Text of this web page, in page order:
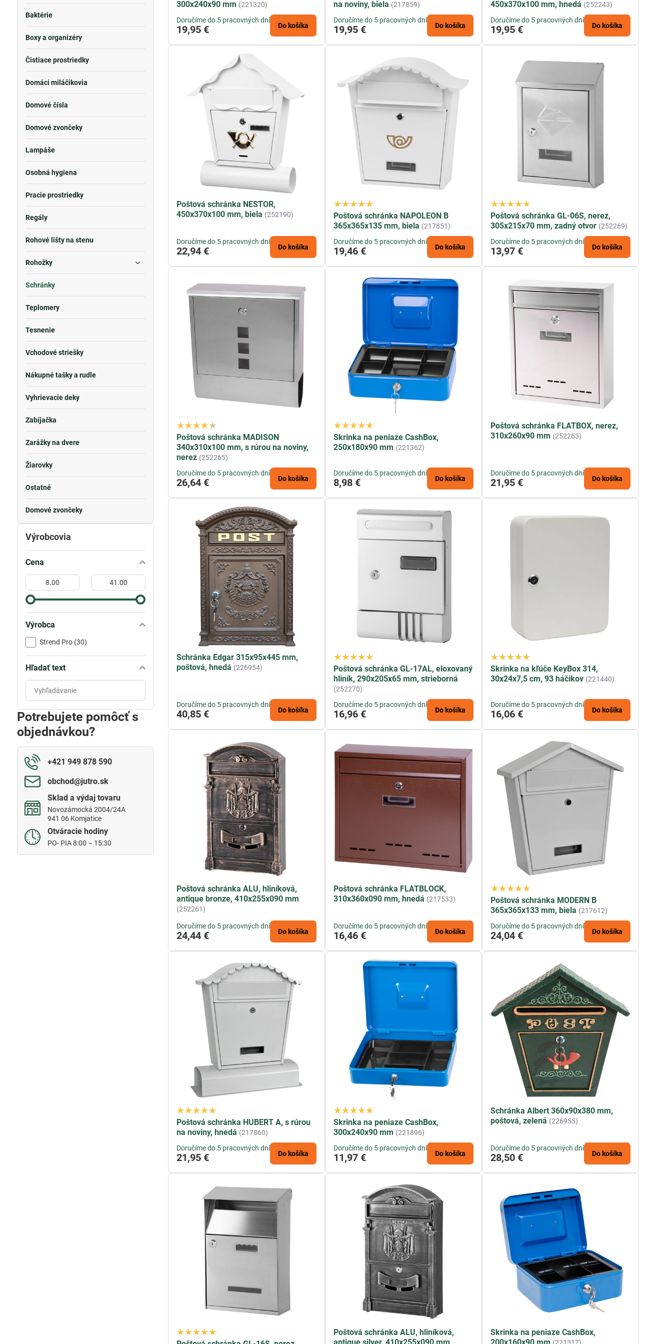
300x240x90 mm (221320)
Doručíme do 5 pracovných dní
19,95 € Do košíka
na noviny, biela (217859)
Doručíme do 5 pracovných dní
19,95 € Do košíka
450x370x100 mm, hnedá (252243)
Doručíme do 5 pracovných dní
19,95 € Do košíka
Poštová schránka NESTOR,
450x370x100 mm, biela (252190)
Doručíme do 5 pracovných dní
22,94 € Do košíka
Poštová schránka NAPOLEON B
365x365x135 mm, biela (217851)
Doručíme do 5 pracovných dní
19,46 € Do košíka
Poštová schránka GL-06S, nerez,
305x215x70 mm, zadný otvor (252269)
Doručíme do 5 pracovných dní
13,97 € Do košíka
Poštová schránka MADISON
340x310x100 mm, s rúrou na noviny,
nerez (252265)
Doručíme do 5 pracovných dní
26,64 € Do košíka
Skrinka na peniaze CashBox,
250x180x90 mm (221362)
Doručíme do 5 pracovných dní
8,98 € Do košíka
Poštová schránka FLATBOX, nerez,
310x260x90 mm (252263)
Doručíme do 5 pracovných dní
21,95 € Do košíka
Schránka Edgar 315x95x445 mm,
poštová, hnedá (226954)
Doručíme do 5 pracovných dní
40,85 € Do košíka
Poštová schránka GL-17AL, eloxovaný
hliník, 290x205x65 mm, strieborná
(252270)
Doručíme do 5 pracovných dní
16,96 € Do košíka
Skrinka na kľúče KeyBox 314,
30x24x7,5 cm, 93 háčikov (221440)
Doručíme do 5 pracovných dní
16,06 € Do košíka
Poštová schránka ALU, hliníková,
antique bronze, 410x255x090 mm
(252261)
Doručíme do 5 pracovných dní
24,44 € Do košíka
Poštová schránka FLATBLOCK,
310x360x090 mm, hnedá (217533)
Doručíme do 5 pracovných dní
16,46 € Do košíka
Poštová schránka MODERN B
365x365x133 mm, biela (217612)
Doručíme do 5 pracovných dní
24,04 € Do košíka
Poštová schránka HUBERT A, s rúrou
na noviny, hnedá (217860)
Doručíme do 5 pracovných dní
21,95 € Do košíka
Skrinka na peniaze CashBox,
300x240x90 mm (221896)
Doručíme do 5 pracovných dní
11,97 € Do košíka
Schránka Albert 360x90x380 mm,
poštová, zelená (226955)
Doručíme do 5 pracovných dní
28,50 € Do košíka
Poštová schránka ALU, hliníková,
antique silver, 410x255x090 mm
Skrinka na peniaze CashBox,
200x160x90 mm (221317)
Výrobcovia
Cena
Od:
Do:
Výrobca
Strend Pro (30)
Hľadať text
Prehľadať
výsledky
filtra
fulltextom
Potrebujete pomôcť s
objednávkou?
+421 949 878 590
obchod​@jutro​.sk
Sklad a výdaj tovaru
Novozámocká 2004/24A
941 06 Komjatice
Otváracie hodiny
PO- PIA 8:00 – 15:30
Baktérie
Boxy a organizéry
Čistiace prostriedky
Domáci miláčikovia
Domové čísla
Domové zvončeky
Lampáše
Osobná hygiena
Pracie prostriedky
Regály
Rohové lišty na stenu
Rohožky
Schránky
Teplomery
Tesnenie
Vchodové striešky
Nákupné tašky a rudle
Vyhrievacie deky
Zabíjačka
Zarážky na dvere
Žiarovky
Ostatné
Domové zvončeky